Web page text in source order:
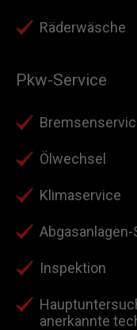
Räderwäsche
Pkw-Service
Ölwechsel
Klimaservice
Inspektion
anerkannte